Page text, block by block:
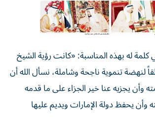
له بهذه المناسبة: «كانت رؤية الشيخ
لنهضة تنموية ناجحة وشاملة، نسأل الله أن
وأن يجزيه عنا خير الجزاء على ما قدمه
وأن يحفظ دولة الإمارات ويديم عليها